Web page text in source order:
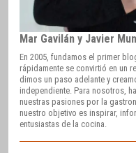
Mar Gavilán y Javier
En 2005, fundamos el primer
rápidamente se convirtió en un
dimos un paso adelante y
independiente. Para nosotros,
nuestras pasiones por la
nuestro objetivo es inspirar,
entusiastas de la cocina.